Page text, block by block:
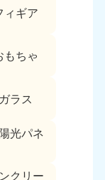
ィギア
もちゃ
ガラス
光パネ
クリー
重県
5254
年中無休